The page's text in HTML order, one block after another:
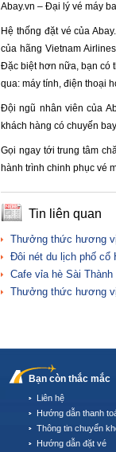
Abay.vn – Đại lý vé máy
Hệ thống đặt vé của
của hãng Vietnam
Đặc biệt hơn nữa, bạn có
qua: máy tính, điện thoại
Đội ngũ nhân viên của
khách hàng có chuyến
Gọi ngay tới trung tâm
hành trình chinh phục vé
Tin liên quan
Thưởng thức hương
Đôi nét du lịch phố cổ
Cafe vỉa hè Sài Thành
Thưởng thức hương
Bạn còn thắc mắc
Liên hệ
Hướng dẫn thanh
Thông tin chuyển
Hướng dẫn đặt vé